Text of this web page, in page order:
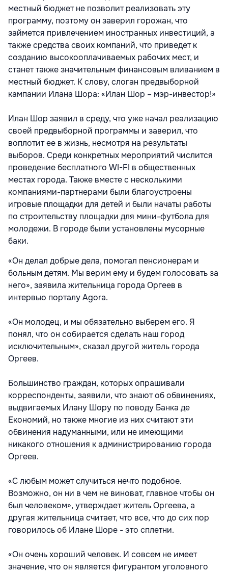
местный бюджет не позволит реализовать эту
программу, поэтому он заверил горожан, что
займется привлечением иностранных инвестиций, а
также средства своих компаний, что приведет к
созданию высокооплачиваемых рабочих мест, и
станет также значительным финансовым вливанием в
местный бюджет. К слову, слоган предвыборной
кампании Илана Шора: «Илан Шор – мэр-инвестор!»
Илан Шор заявил в среду, что уже начал реализацию
своей предвыборной программы и заверил, что
воплотит ее в жизнь, несмотря на результаты
выборов. Среди конкретных мероприятий числится
проведение бесплатного WI-FI в общественных
местах города. Также вместе с несколькими
компаниями-партнерами были благоустроены
игровые площадки для детей и были начаты работы
по строительству площадки для мини-футбола для
молодежи. В городе были установлены мусорные
баки.
«Он делал добрые дела, помогал пенсионерам и
больным детям. Мы верим ему и будем голосовать за
него», заявила жительница города Оргеев в
интервью порталу Agora.
«Он молодец, и мы обязательно выберем его. Я
понял, что он собирается сделать наш город
исключительным», сказал другой житель города
Оргеев.
Большинство граждан, которых опрашивали
корреспонденты, заявили, что знают об обвинениях,
выдвигаемых Илану Шору по поводу Банка де
Економий, но также многие из них считают эти
обвинения надуманными, или не имеющими
никакого отношения к администрированию города
Оргеев.
«С любым может случиться нечто подобное.
Возможно, он ни в чем не виноват, главное чтобы он
был человеком», утверждает житель Оргеева, а
другая жительница считает, что все, что до сих пор
говорилось об Илане Шоре - это сплетни.
«Он очень хороший человек. И совсем не имеет
значение, что он является фигурантом уголовного